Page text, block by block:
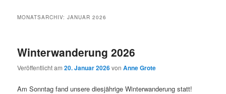
MONATSARCHIV:JANUAR 2026
Winterwanderung 2026
Veröffentlicht am20. Januar 2026vonAnne Grote
Am Sonntag fand unsere diesjährige Winterwanderung statt!